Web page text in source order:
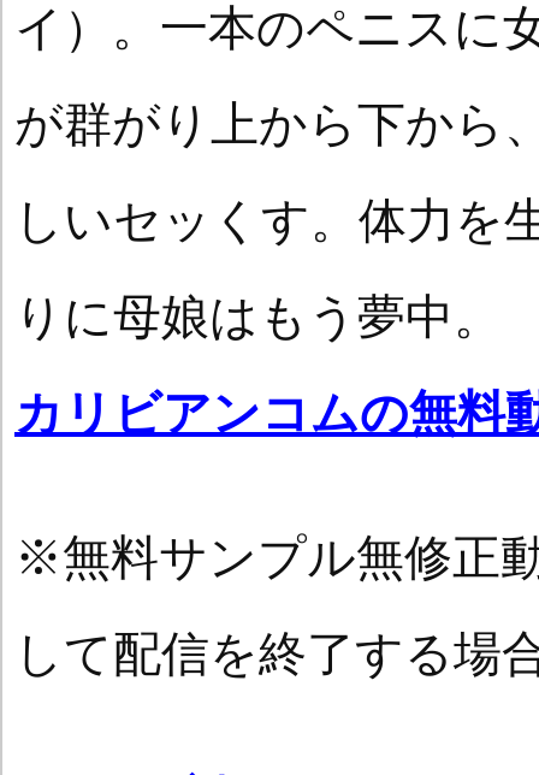
イ）。一本のペニスに
が群がり上から下から
しいセッくす。体力を
りに母娘はもう夢中。
カリビアンコムの無料
※無料サンプル無修正
して配信を終了する場